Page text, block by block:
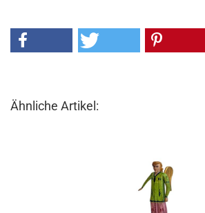
Ähnliche Artikel: